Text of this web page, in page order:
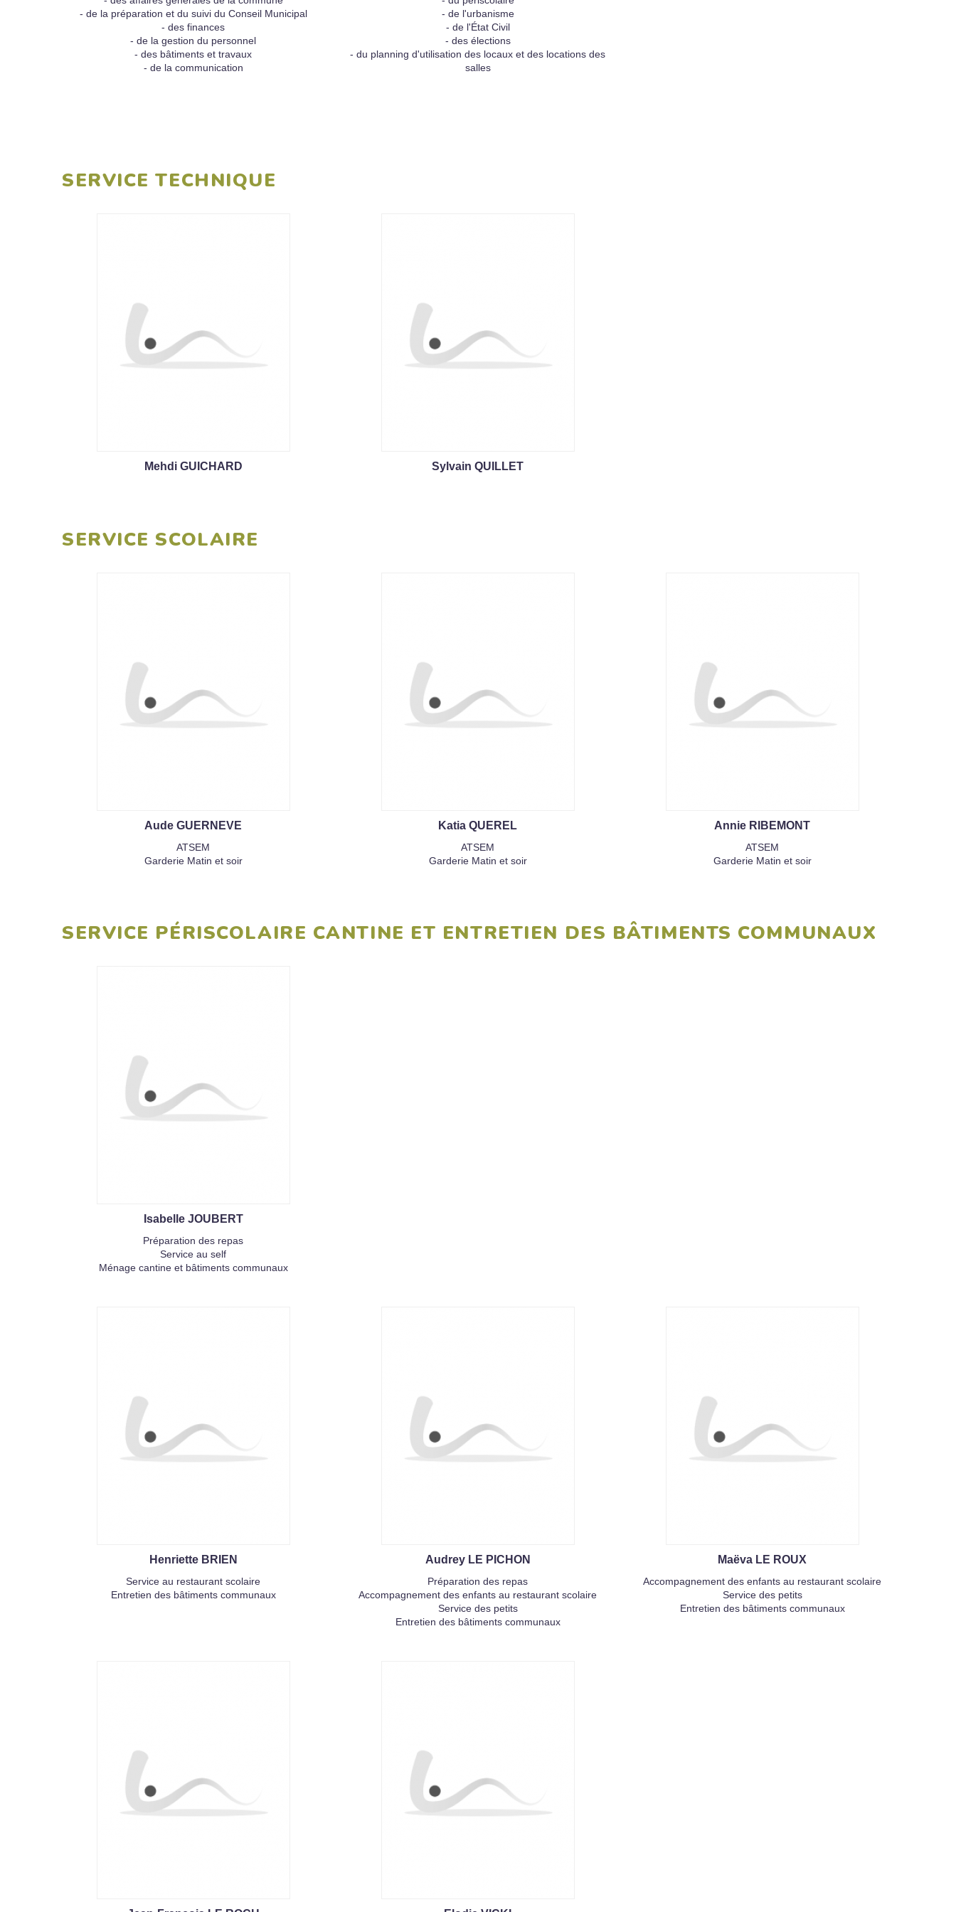
- de la préparation et du suivi du Conseil Municipal
- des finances
- de la gestion du personnel
- des bâtiments et travaux
- de la communication
- de l'urbanisme
- de l'État Civil
- des élections
- du planning d'utilisation des locaux et des locations des
salles
SERVICE TECHNIQUE
Mehdi GUICHARD Sylvain QUILLET
SERVICE SCOLAIRE
Aude GUERNEVE
ATSEM
Garderie Matin et soir
Katia QUEREL
ATSEM
Garderie Matin et soir
Annie RIBEMONT
ATSEM
Garderie Matin et soir
SERVICE PÉRISCOLAIRE CANTINE ET ENTRETIEN DES BÂTIMENTS COMMUNAUX
Isabelle JOUBERT
Préparation des repas
Service au self
Ménage cantine et bâtiments communaux
Henriette BRIEN
Service au restaurant scolaire
Entretien des bâtiments communaux
Audrey LE PICHON
Préparation des repas
Accompagnement des enfants au restaurant scolaire
Service des petits
Entretien des bâtiments communaux
Maëva LE ROUX
Accompagnement des enfants au restaurant scolaire
Service des petits
Entretien des bâtiments communaux